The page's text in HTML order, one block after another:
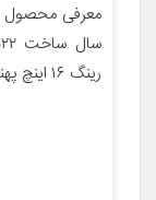
رینگ ۱۶ اینچ پهنا […]